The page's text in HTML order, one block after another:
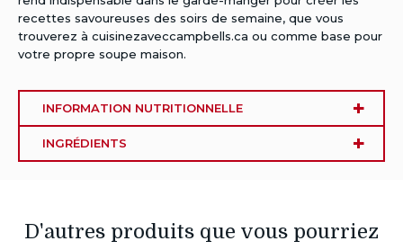
recettes savoureuses des soirs de semaine, que vous
trouverez à cuisinezaveccampbells.ca ou comme base pour
votre propre soupe maison.
INFORMATION NUTRITIONNELLE
INGRÉDIENTS
D'autres produits que vous pourriez